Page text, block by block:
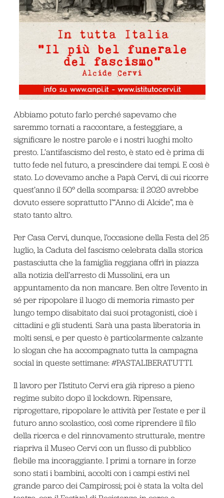
Abbiamo potuto farlo perché sapevamo che
saremmo tornati a raccontare, a festeggiare, a
significare le nostre parole e i nostri luoghi molto
presto. L’antifascismo del resto, è stato ed è prima di
tutto fede nel futuro, a prescindere dai tempi. E così è
stato. Lo dovevamo anche a Papà Cervi, di cui ricorre
quest’anno il 50° della scomparsa: il 2020 avrebbe
dovuto essere soprattutto l’“Anno di Alcide”, ma è
stato tanto altro.
Per Casa Cervi, dunque, l’occasione della Festa del 25
luglio, la Caduta del fascismo celebrata dalla storica
pastasciutta che la famiglia reggiana offrì in piazza
alla notizia dell’arresto di Mussolini, era un
appuntamento da non mancare. Ben oltre l’evento in
sé per ripopolare il luogo di memoria rimasto per
lungo tempo disabitato dai suoi protagonisti, cioè i
cittadini e gli studenti. Sarà una pasta liberatoria in
molti sensi, e per questo è particolarmente calzante
lo slogan che ha accompagnato tutta la campagna
social in queste settimane: #PASTALIBERATUTTI.
Il lavoro per l’Istituto Cervi era già ripreso a pieno
regime subito dopo il lockdown. Ripensare,
riprogettare, ripopolare le attività per l’estate e per il
futuro anno scolastico, così come riprendere il filo
della ricerca e del rinnovamento strutturale, mentre
riapriva il Museo Cervi con un flusso di pubblico
flebile ma incoraggiante. I primi a tornare in forze
sono stati i bambini, accolti con i campi estivi nel
grande parco dei Campirossi; poi è stata la volta del